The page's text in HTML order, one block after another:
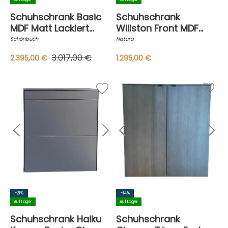
Schuhschrank Basic
MDF Matt Lackiert
Snow White Weiß Griff
Schönbuch
2.395,00 € 3.017,00 €
Schuhschrank
Wiliston Front MDF
Gun Metal Schwarz
Geölt
Natura
1.295,00 €
-21%
Auf Lager
Schuhschrank Haiku
-14%
Auf Lager
Schuhschrank